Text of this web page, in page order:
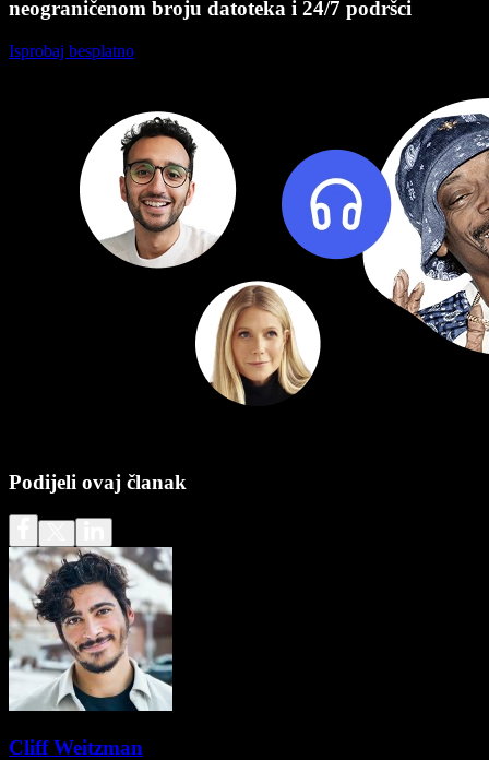
neograničenom broju datoteka i 24/7 podršci
Isprobaj besplatno
Podijeli ovaj članak
Cliff Weitzman